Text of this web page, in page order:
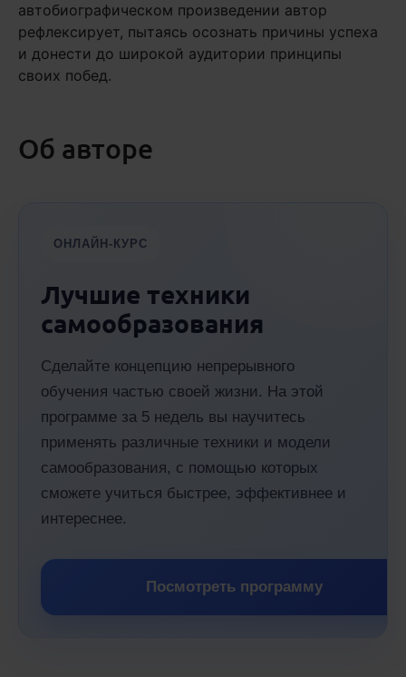
автобиографическом произведении автор
рефлексирует, пытаясь осознать причины успеха
и донести до широкой аудитории принципы
своих побед.
Об авторе
ОНЛАЙН-КУРС
Лучшие техники
самообразования
Сделайте концепцию непрерывного
обучения частью своей жизни. На этой
программе за 5 недель вы научитесь
применять различные техники и модели
самообразования, с помощью которых
сможете учиться быстрее, эффективнее и
интереснее.
Посмотреть программу